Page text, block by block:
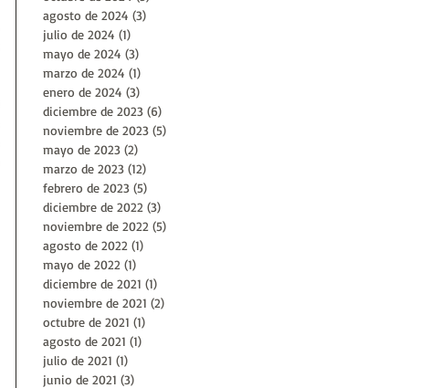
agosto de 2024 (3)
julio de 2024 (1)
mayo de 2024 (3)
marzo de 2024 (1)
enero de 2024 (3)
diciembre de 2023 (6)
noviembre de 2023 (5)
mayo de 2023 (2)
marzo de 2023 (12)
febrero de 2023 (5)
diciembre de 2022 (3)
noviembre de 2022 (5)
agosto de 2022 (1)
mayo de 2022 (1)
diciembre de 2021 (1)
noviembre de 2021 (2)
octubre de 2021 (1)
agosto de 2021 (1)
julio de 2021 (1)
junio de 2021 (3)